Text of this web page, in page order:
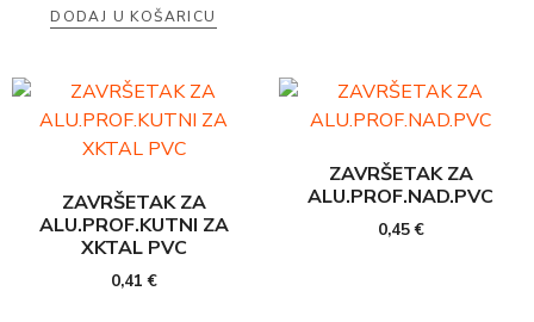
DODAJ U KOŠARICU
ZAVRŠETAK ZA
ALU.PROF.KUTNI ZA
XKTAL PVC
0,41€
ZAVRŠETAK ZA
ALU.PROF.NAD.PVC
0,45€